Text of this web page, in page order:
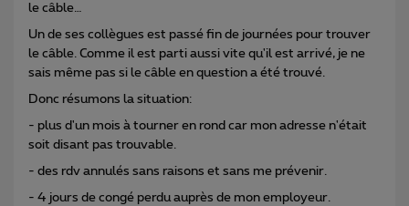
le câble…
Un de ses collègues est passé fin de journées pour trouver
le câble. Comme il est parti aussi vite qu'il est arrivé, je ne
sais même pas si le câble en question a été trouvé.
Donc résumons la situation:
- plus d'un mois à tourner en rond car mon adresse n'était
soit disant pas trouvable.
- des rdv annulés sans raisons et sans me prévenir.
- 4 jours de congé perdu auprès de mon employeur.